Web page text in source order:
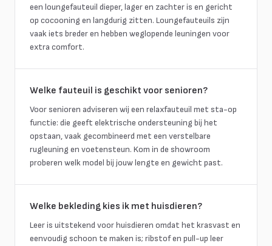
een loungefauteuil dieper, lager en zachter is en gericht
op cocooning en langdurig zitten. Loungefauteuils zijn
vaak iets breder en hebben weglopende leuningen voor
extra comfort.
Welke fauteuil is geschikt voor senioren?
Voor senioren adviseren wij een relaxfauteuil met sta-op
functie: die geeft elektrische ondersteuning bij het
opstaan, vaak gecombineerd met een verstelbare
rugleuning en voetensteun. Kom in de showroom
proberen welk model bij jouw lengte en gewicht past.
Welke bekleding kies ik met huisdieren?
Leer is uitstekend voor huisdieren omdat het krasvast en
eenvoudig schoon te maken is; ribstof en pull-up leer